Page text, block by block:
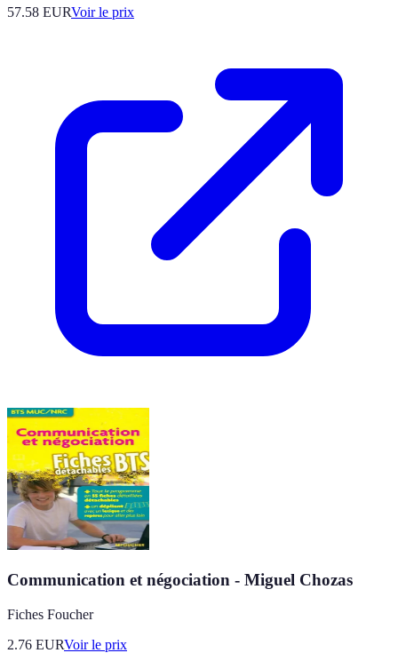
57.58 EURVoir le prix
Communication et négociation - Miguel Chozas
Fiches Foucher
2.76 EURVoir le prix